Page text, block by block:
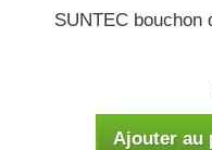
SUNTEC bouchon
Ajouter au